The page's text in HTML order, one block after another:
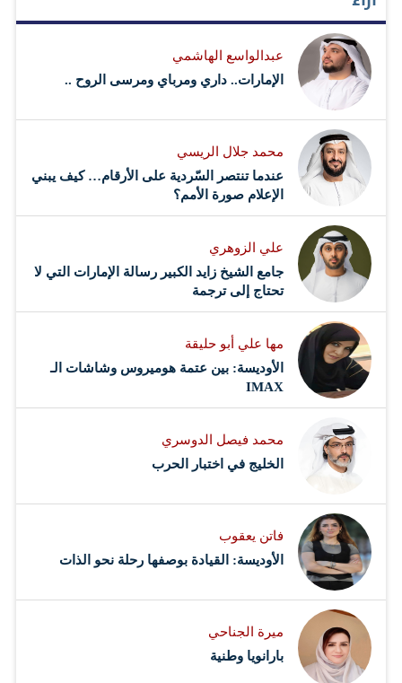
عبدالواسع الهاشمي
الإمارات.. داري ومرباي ومرسى الروح ..
محمد جلال الريسي
عندما تنتصر السّردية على الأرقام… كيف يبني
الإعلام صورة الأمم؟
علي الزوهري
جامع الشيخ زايد الكبير رسالة الإمارات التي لا
تحتاج إلى ترجمة
مها علي أبو حليقة
الأوديسة: بين عتمة هوميروس وشاشات الـ
IMAX
محمد فيصل الدوسري ​
‏الخليج في اختبار الحرب
فاتن يعقوب
الأوديسة: القيادة بوصفها رحلة نحو الذات
ميرة الجناحي
بارانويا وطنية